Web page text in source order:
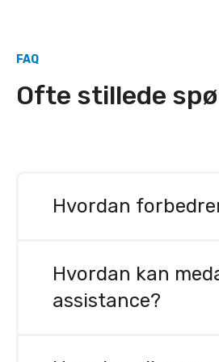
FAQ
Ofte stillede
Hvordan
koordineret respons. Det
situationer eskalerer,
Hvordan kan
assistance?